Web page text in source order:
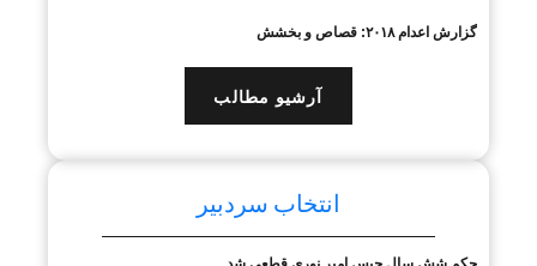
گزارش اعدام ۲۰۱۸: قصاص و بخشش
آرشیو مطالب
انتخاب سردبیر